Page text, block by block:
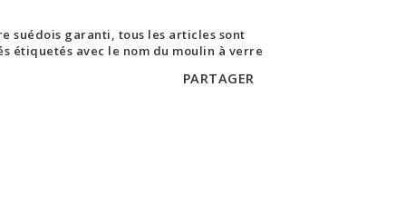
suédois garanti, tous les articles sont
étiquetés avec le nom du moulin à verre
PARTAGER